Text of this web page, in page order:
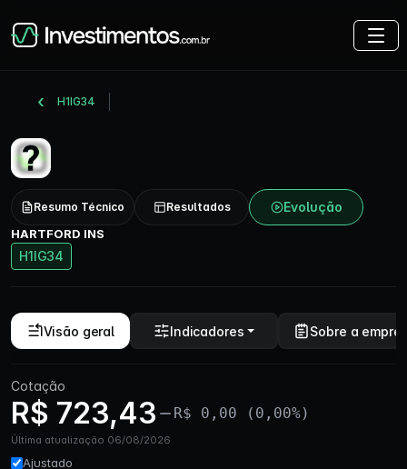
H1IG34
Resumo Técnico Resultados Evolução
HARTFORD INS
H1IG34
Visão geral Indicadores Sobre a
Cotação
R$ 723,43 R$ 0,00 (0,00%)
Última atualização 06/08/2026
Ajustado